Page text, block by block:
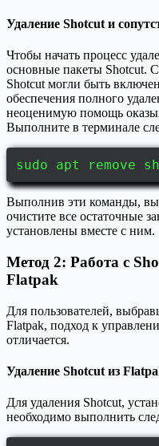
Удаление Shotcut и
Чтобы начать процесс
основные пакеты Shotcut.
Shotcut могли быть
обеспечения полного
неоценимую помощь
Выполните в терминале
sudo apt remove
Выполнив эти команды, вы
очистите все остаточные
установлены вместе с ним.
Метод 2: Работа с
Flatpak
Для пользователей,
Flatpak, подход к
отличается.
Удаление Shotcut из
Для удаления Shotcut,
необходимо выполнить